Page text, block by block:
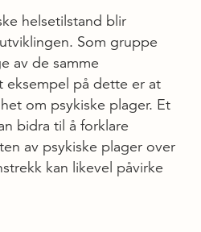
helsetilstand blir
Som gruppe
av de samme
eksempel på dette er at
om psykiske plager. Et
bidra til å forklare
av psykiske plager over
kan likevel påvirke